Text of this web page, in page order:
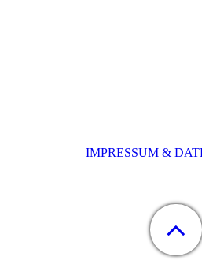
IMPRESSUM &